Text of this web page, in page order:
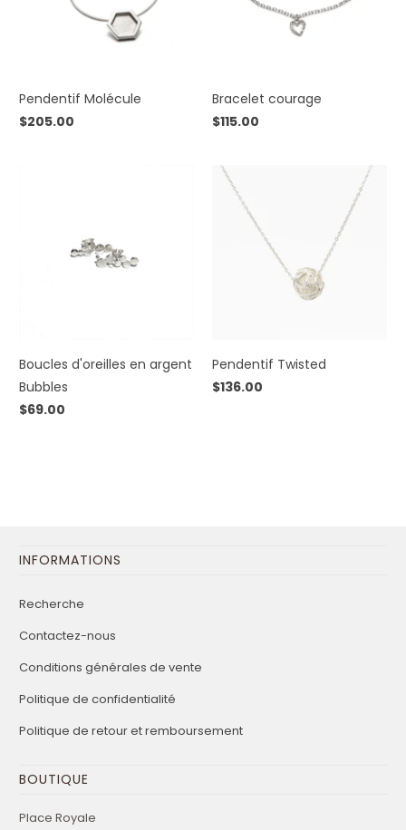
Pendentif Molécule
$205.00
Bracelet courage
$115.00
Boucles d'oreilles en argent
Bubbles
$69.00
Pendentif Twisted
$136.00
INFORMATIONS
Recherche
Contactez-nous
Conditions générales de vente
Politique de confidentialité
Politique de retour et remboursement
BOUTIQUE
Place Royale